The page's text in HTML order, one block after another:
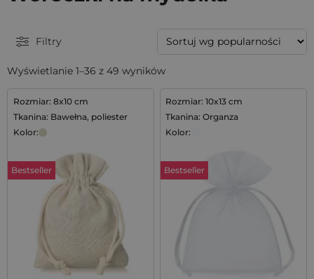
Filtry
Wyświetlanie 1–36 z 49 wyników
Rozmiar: 8x10 cm
Tkanina: Bawełna, poliester
Kolor:
Bestseller
Rozmiar: 10x13 cm
Tkanina: Organza
Kolor:
Bestseller